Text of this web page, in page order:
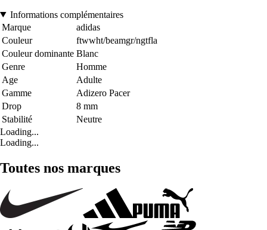
Informations complémentaires
Marque
adidas
Couleur
ftwwht/beamgr/ngtfla
Couleur dominante Blanc
Genre
Homme
Age
Adulte
Gamme
Adizero Pacer
Drop
8 mm
Stabilité
Neutre
Loading...
Loading...
Toutes nos marques